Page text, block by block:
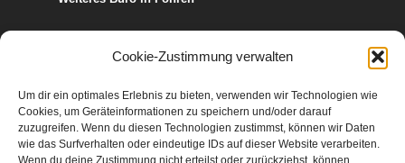
Cookie-Zustimmung verwalten
Um dir ein optimales Erlebnis zu bieten, verwenden wir Technologien wie
Cookies, um Geräteinformationen zu speichern und/oder darauf
zuzugreifen. Wenn du diesen Technologien zustimmst, können wir Daten
wie das Surfverhalten oder eindeutige IDs auf dieser Website verarbeiten.
Wenn du deine Zustimmung nicht erteilst oder zurückziehst, können
Telefon: 06502 99 95 80
Telefax: 06502 99 95 899